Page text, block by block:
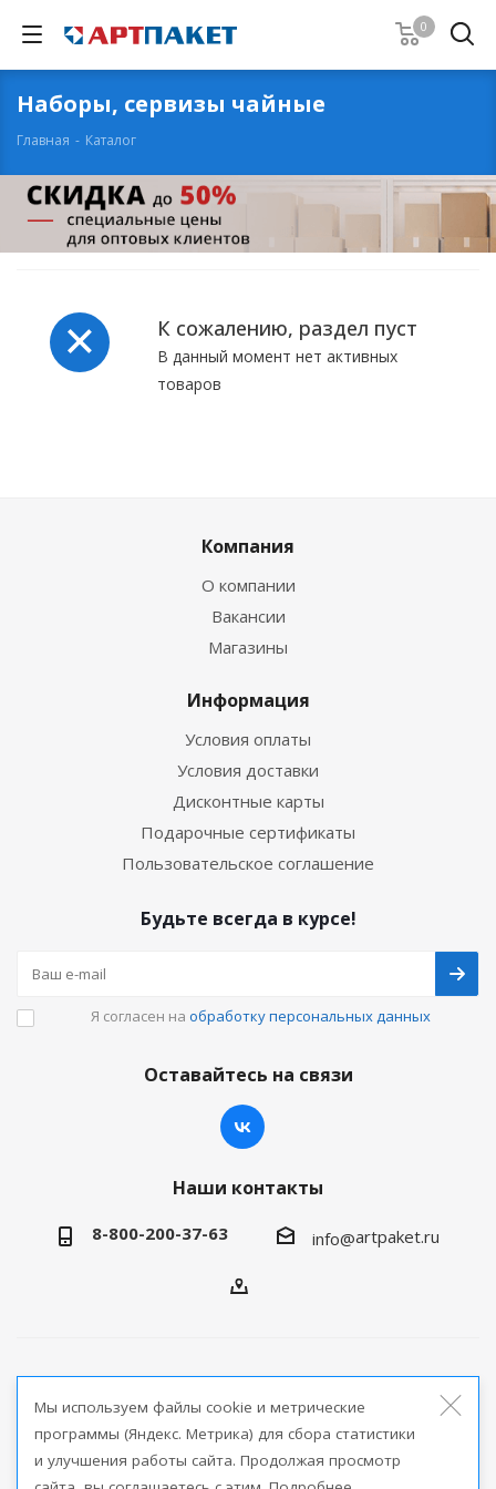
0
Наборы, сервизы чайные
Главная - Каталог
К сожалению, раздел пуст
В данный момент нет активных
товаров
Компания
О компании
Вакансии
Магазины
Информация
Условия оплаты
Условия доставки
Дисконтные карты
Подарочные сертификаты
Пользовательское соглашение
Будьте всегда в курсе!
Я согласен на обработку персональных данных
Оставайтесь на связи
Наши контакты
8-800-200-37-63 info@artpaket.ru
продукции
Версия для печати
Мы используем файлы cookie и метрические
программы (Яндекс. Метрика) для сбора статистики
и улучшения работы сайта. Продолжая просмотр